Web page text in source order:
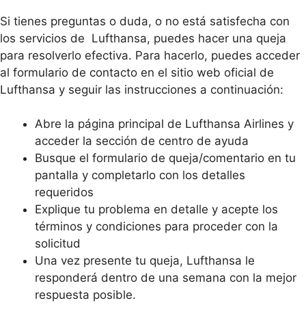
Si tienes preguntas o duda, o no está satisfecha con
los servicios de Lufthansa, puedes hacer una queja
para resolverlo efectiva. Para hacerlo, puedes acceder
al formulario de contacto en el sitio web oficial de
Lufthansa y seguir las instrucciones a continuación:
Abre la página principal de Lufthansa Airlines y
acceder la sección de centro de ayuda
Busque el formulario de queja/comentario en tu
pantalla y completarlo con los detalles
requeridos
Explique tu problema en detalle y acepte los
términos y condiciones para proceder con la
solicitud
Una vez presente tu queja, Lufthansa le
responderá dentro de una semana con la mejor
respuesta posible.